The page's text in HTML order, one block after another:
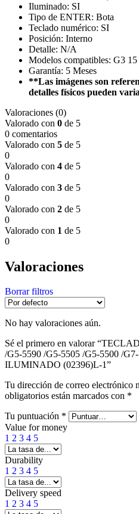
Iluminado: SI
Tipo de ENTER: Bota
Teclado numérico: SI
Posición: Interno
Detalle: N/A
Modelos compatibles: G3
Garantía: 5 Meses
**Las imágenes son
detalles físicos pueden
Valoraciones (0)
Valorado con 0 de 5
0 comentarios
Valorado con 5 de 5
0
Valorado con 4 de 5
0
Valorado con 3 de 5
0
Valorado con 2 de 5
0
Valorado con 1 de 5
0
Valoraciones
Borrar filtros
No hay valoraciones aún.
Sé el primero en valorar
/G5-5590 /G5-5505 /G5-5500 /
ILUMINADO (02396)L-1”
Tu dirección de correo electrónico
obligatorios están marcados con *
Tu puntuación *
Value for money
1 2 3 4 5
Durability
1 2 3 4 5
Delivery speed
1 2 3 4 5